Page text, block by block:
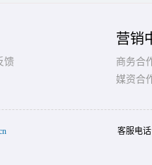
馈
营销
商务合
媒资合
客服电